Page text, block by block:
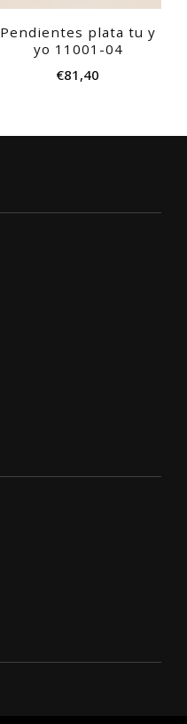
Pendientes plata tu y
yo 11001-04
€81,40